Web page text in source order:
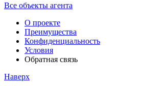
Все объекты агента
О проекте
Преимущества
Конфиденциальность
Условия
Обратная связь
Наверх